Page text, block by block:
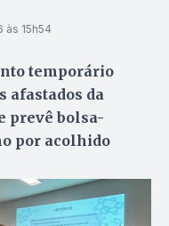
às 15h54
temporário
afastados da
prevê bolsa-
por acolhido